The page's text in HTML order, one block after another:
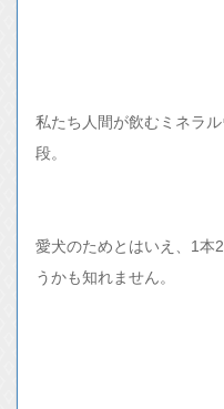
私たち人間が飲むミネラ
段。
愛犬のためとはいえ、1本
うかも知れません。